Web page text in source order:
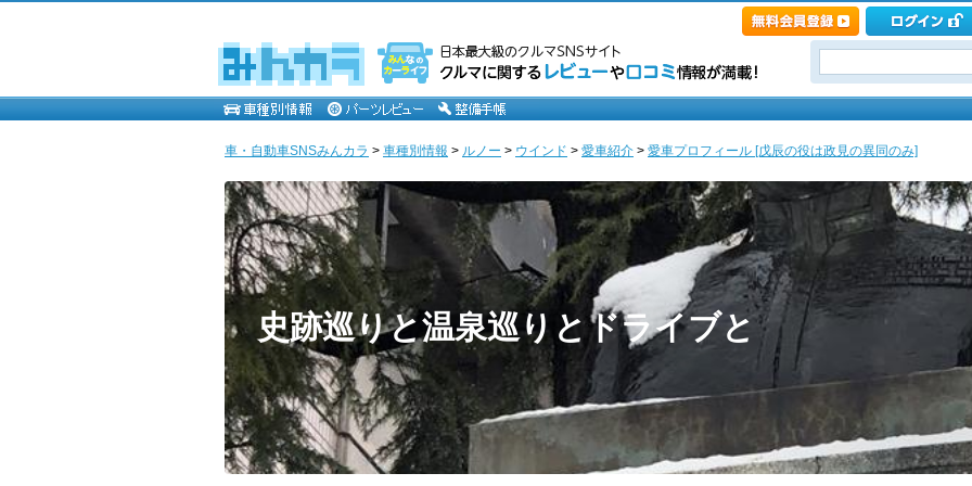
車・自動車SNSみんカラ > 車種別情報 > ルノー > ウインド > 愛車紹介 > 愛車プロフィール [戊辰の役は政見の異同のみ]
史跡巡りと温泉巡りとドライブと